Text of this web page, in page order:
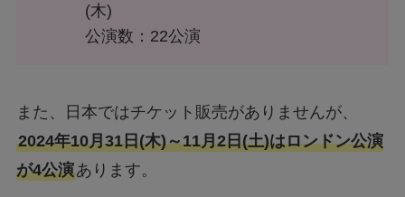
(木)
公演数：22公演
また、日本ではチケット販売がありませんが、
2024年10月31日(木)～11月2日(土)はロンドン公演
が4公演あります。